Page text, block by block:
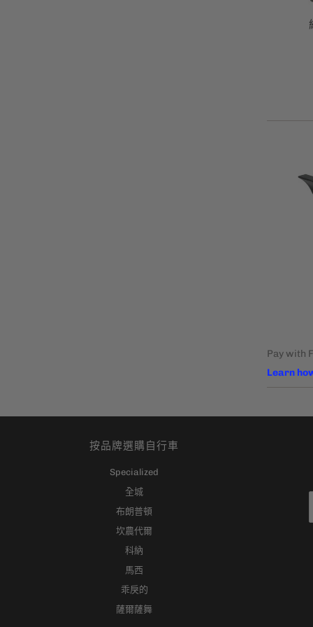
按品牌選購自行車
Specialized
全城
布朗普頓
坎農代爾
科納
馬西
乖戾的
薩爾薩舞